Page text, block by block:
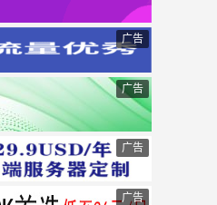
广告
广告
广告
广告